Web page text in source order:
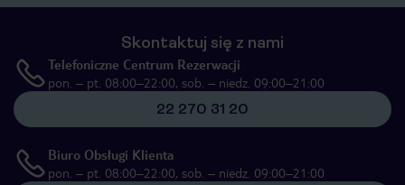
Skontaktuj się z nami
Telefoniczne Centrum Rezerwacji
pon. – pt. 08:00–22:00, sob. – niedz. 09:00–21:00
22 270 31 20
Biuro Obsługi Klienta
pon. – pt. 08:00–22:00, sob. – niedz. 09:00–21:00